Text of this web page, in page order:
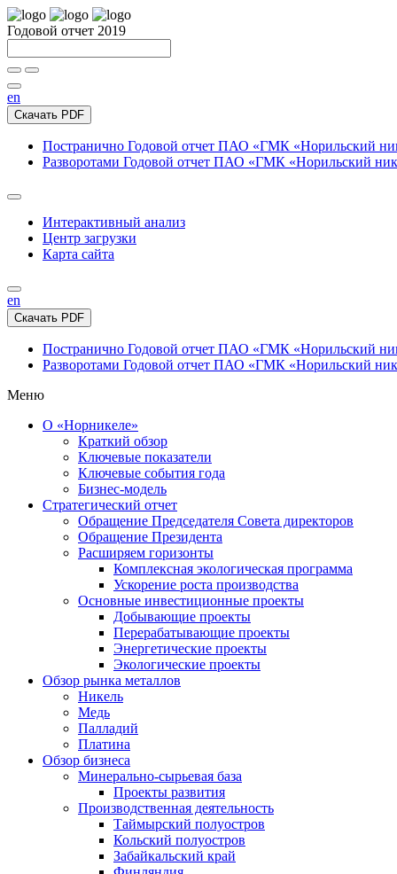
Годовой отчет 2019
en
Скачать PDF
Постранично Годовой отчет ПАО «ГМК «Норильский
Разворотами Годовой отчет ПАО «ГМК «Норильский
Интерактивный анализ
Центр загрузки
Карта сайта
en
Скачать PDF
Постранично Годовой отчет ПАО «ГМК «Норильский
Разворотами Годовой отчет ПАО «ГМК «Норильский
Меню
О «Норникеле»
Краткий обзор
Ключевые показатели
Ключевые события года
Бизнес-модель
Стратегический отчет
Обращение Председателя Совета директоров
Обращение Президента
Расширяем горизонты
Комплексная экологическая программа
Ускорение роста производства
Основные инвестиционные проекты
Добывающие проекты
Перерабатывающие проекты
Энергетические проекты
Экологические проекты
Обзор рынка металлов
Никель
Медь
Палладий
Платина
Обзор бизнеса
Минерально-сырьевая база
Проекты развития
Производственная деятельность
Таймырский полуостров
Кольский полуостров
Забайкальский край